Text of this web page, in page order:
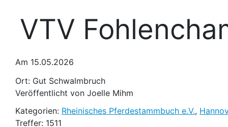
VTV
Am 15.05.2026
Ort: Gut Schwalmbruch
Veröffentlicht von Joelle Mihm
Kategorien: Rheinisches Pferdestammbuch e.V.,
Treffer: 1511